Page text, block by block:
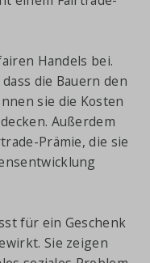
Handels bei.
die Bauern den
sie die Kosten
Außerdem
Prämie, die sie
für ein Geschenk
Sie zeigen